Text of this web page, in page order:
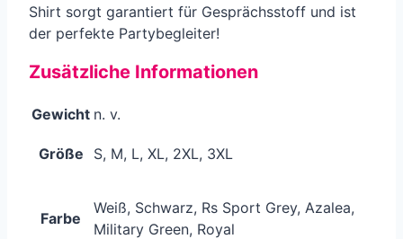
Shirt sorgt garantiert für Gesprächsstoff und ist
der perfekte Partybegleiter!
Zusätzliche Informationen
Gewicht n. v.
Größe S, M, L, XL, 2XL, 3XL
Farbe
Weiß, Schwarz, Rs Sport Grey, Azalea,
Military Green, Royal